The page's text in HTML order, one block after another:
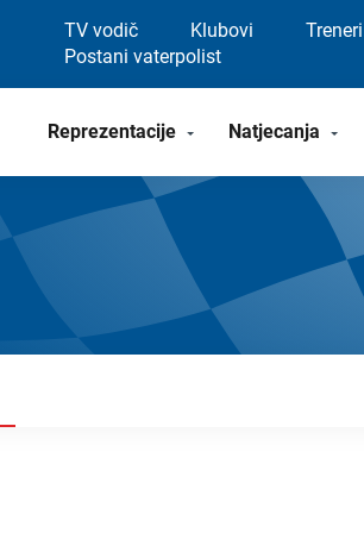
TV vodič Klubovi Treneri
Postani vaterpolist
Reprezentacije Natjecanja